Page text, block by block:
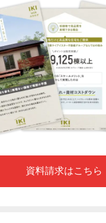
資料請求はこちら